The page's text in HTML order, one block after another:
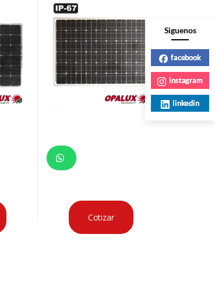
Cotizar
Siguenos
facebook
instagram
linkedin